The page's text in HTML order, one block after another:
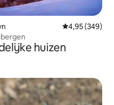
Gemiddelde
4,95 (349)
huizen